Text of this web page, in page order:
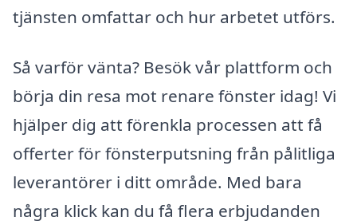
tjänsten omfattar och hur arbetet utförs.
Så varför vänta? Besök vår plattform och
börja din resa mot renare fönster idag! Vi
hjälper dig att förenkla processen att få
offerter för fönsterputsning från pålitliga
leverantörer i ditt område. Med bara
några klick kan du få flera erbjudanden